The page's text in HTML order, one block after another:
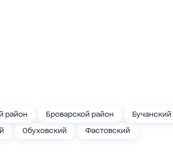
район Броварской район
Обуховский Фастовский